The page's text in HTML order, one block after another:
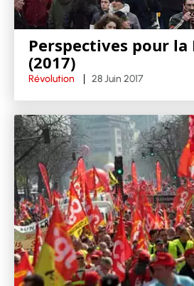
Perspectives pour la
(2017)
Révolution 28 Juin 2017